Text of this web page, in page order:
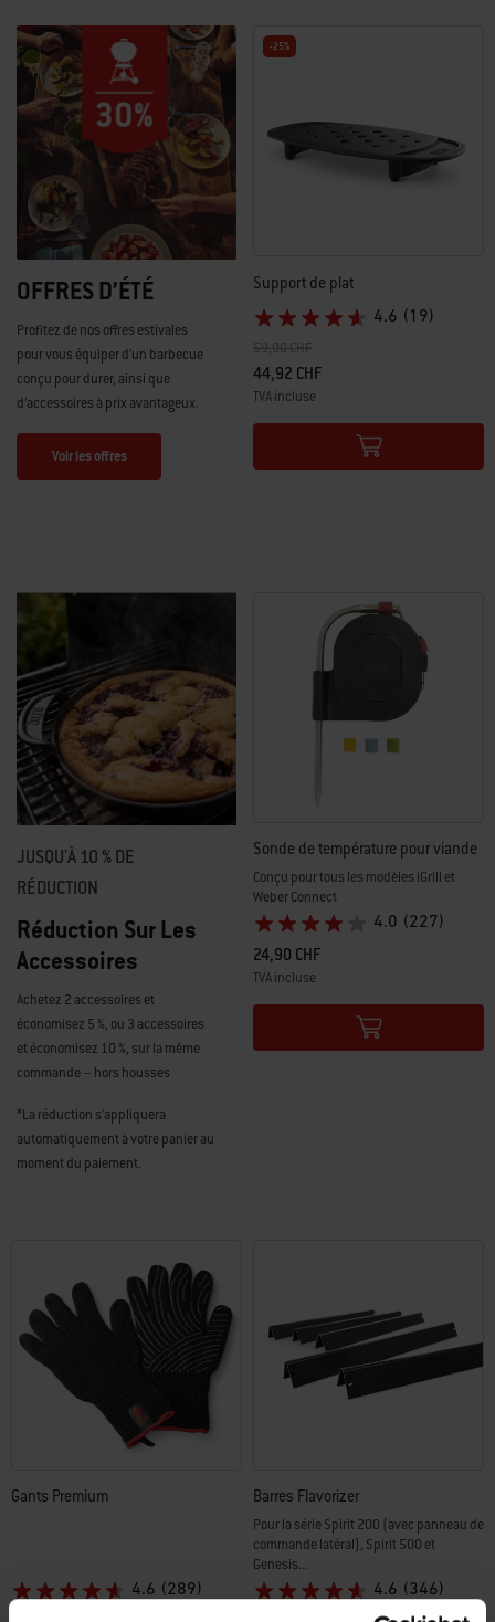
OFFRES D’ÉTÉ
Profitez de nos offres estivales
pour vous équiper d’un barbecue
conçu pour durer, ainsi que
d’accessoires à prix avantageux.
Voir les offres
-25%
Support de plat
4.6 (19)
Prix réduit de
59,90 CHFà
44,92 CHF
TVA incluse
Color Options
JUSQU'À 10 % DE
RÉDUCTION
Réduction Sur Les
Accessoires
Achetez 2 accessoires et
économisez 5 %, ou 3 accessoires
et économisez 10 %, sur la même
commande – hors housses
*La réduction s'appliquera
automatiquement à votre panier au
moment du paiement.
Sonde de température pour viande
Conçu pour tous les modèles iGrill et
Weber Connect
4.0 (227)
24,90 CHF
TVA incluse
Color Options
Gants Premium
4.6 (289)
Barres Flavorizer
Pour la série Spirit 200 (avec panneau de
commande latéral), Spirit 500 et
Genesis...
4.6 (346)